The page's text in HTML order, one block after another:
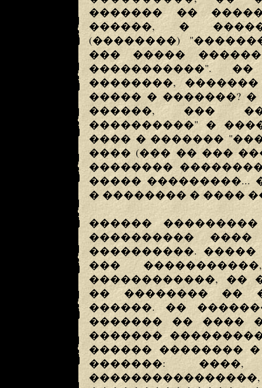
������� ��
������, �
(��������)
��� �����
�����������".
��������,
����� � �������?
������, ���
����������" �
���� � �������
���� (��� �� ���
��������
����� ���������...
� �������� � ����
������
����������
����������.
���
������������, ��
�� �������� ��
������. ��
������� �� ����
�������
������ ��������
�������: ����,